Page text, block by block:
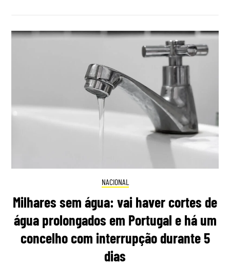
NACIONAL
Milhares sem água: vai haver cortes de
água prolongados em Portugal e há um
concelho com interrupção durante 5
dias